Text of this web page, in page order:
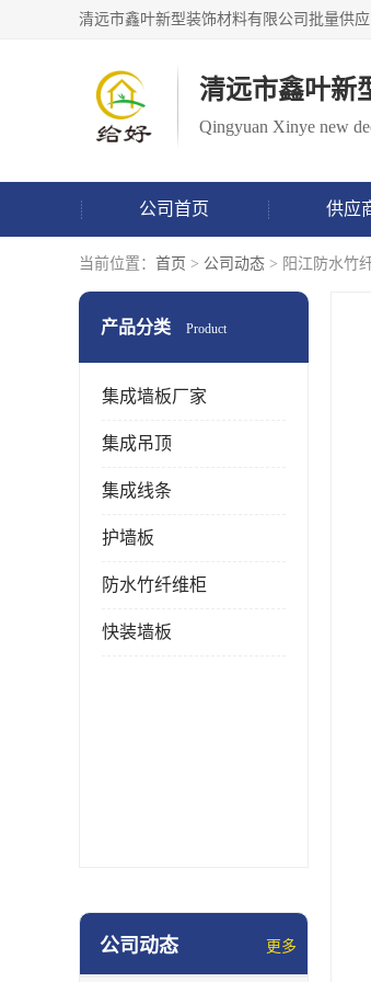
清远市鑫叶新
Qingyuan Xinye new
公司首页 供应
当前位置： 首页 > 公司动态 > 阳江防水竹
产品分类 Product
集成墙板厂家
集成吊顶
集成线条
护墙板
防水竹纤维柜
快装墙板
公司动态 更多